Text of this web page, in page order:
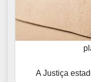
A Justiça